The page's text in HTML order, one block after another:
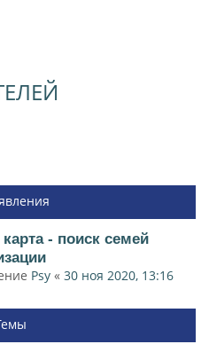
- поиск семей
Psy « 30 ноя 2020, 13:16